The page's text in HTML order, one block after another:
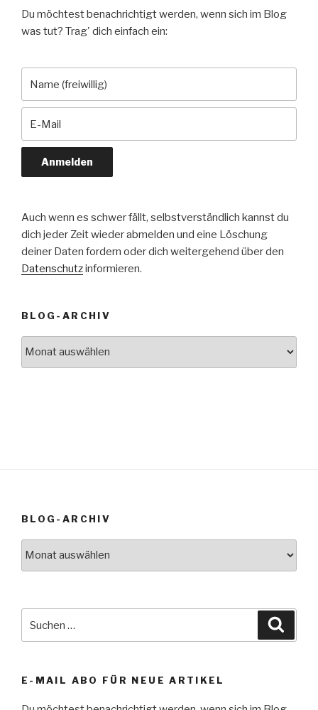
Du möchtest benachrichtigt werden, wenn sich im Blog
was tut? Trag' dich einfach ein:
Auch wenn es schwer fällt, selbstverständlich kannst du
dich jeder Zeit wieder abmelden und eine Löschung
deiner Daten fordern oder dich weitergehend über den
Datenschutzinformieren.
BLOG-ARCHIV
BLOG-ARCHIV
nach:
E-MAIL ABO FÜR NEUE ARTIKEL